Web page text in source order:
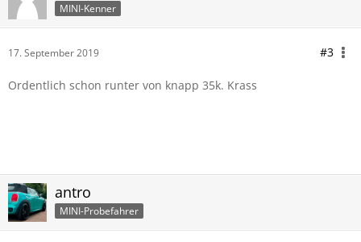
MINI-Kenner
17. September 2019 #3
Ordentlich schon runter von knapp 35k. Krass
antro
MINI-Probefahrer